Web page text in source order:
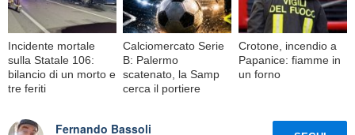
Incidente mortale
sulla Statale 106:
bilancio di un morto e
tre feriti
Calciomercato Serie
B: Palermo
scatenato, la Samp
cerca il portiere
Crotone, incendio a
Papanice: fiamme in
un forno
Fernando Bassoli